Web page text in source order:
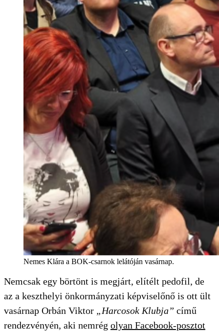
Nemes Klára a BOK-csarnok lelátóján vasárnap.
Nemcsak egy börtönt is megjárt, elítélt pedofil, de
az a keszthelyi önkormányzati képviselőnő is ott ült
vasárnap Orbán Viktor „Harcosok Klubja” című
rendezvényén, aki nemrég olyan Facebook-posztot